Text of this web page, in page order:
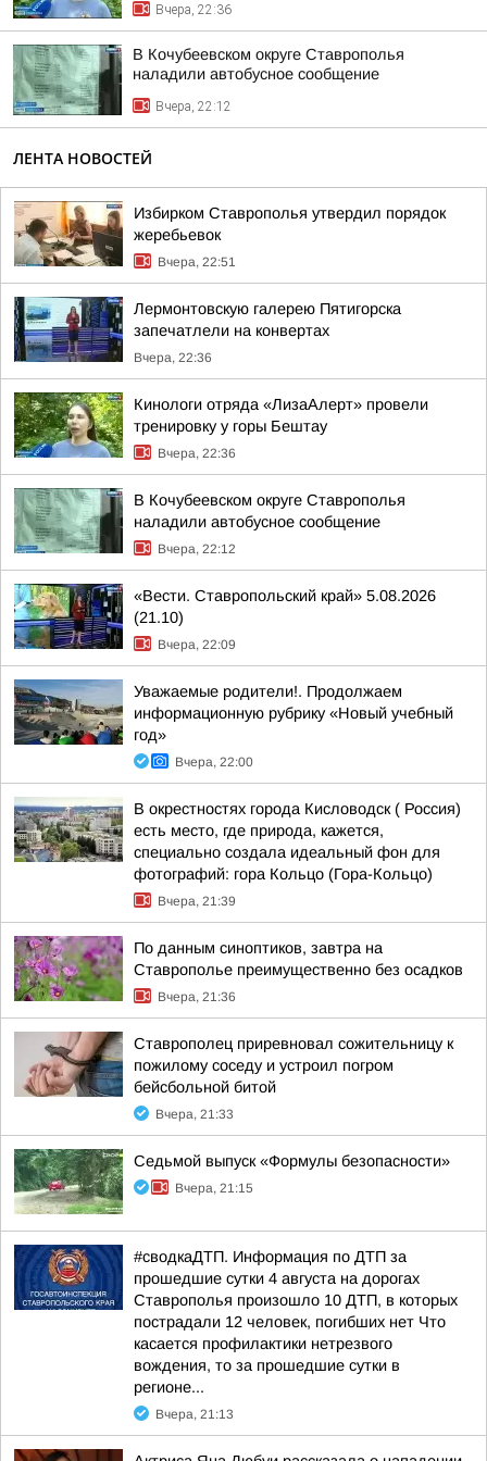
Вчера, 22:36
В Кочубеевском округе Ставрополья
наладили автобусное сообщение
Вчера, 22:12
ЛЕНТА НОВОСТЕЙ
Избирком Ставрополья утвердил порядок
жеребьевок
Вчера, 22:51
Лермонтовскую галерею Пятигорска
запечатлели на конвертах
Вчера, 22:36
Кинологи отряда «ЛизаАлерт» провели
тренировку у горы Бештау
Вчера, 22:36
В Кочубеевском округе Ставрополья
наладили автобусное сообщение
Вчера, 22:12
«Вести. Ставропольский край» 5.08.2026
(21.10)
Вчера, 22:09
Уважаемые родители!. Продолжаем
информационную рубрику «Новый учебный
год»
Вчера, 22:00
В окрестностях города Кисловодск ( Россия)
есть место, где природа, кажется,
специально создала идеальный фон для
фотографий: гора Кольцо (Гора-Кольцо)
Вчера, 21:39
По данным синоптиков, завтра на
Ставрополье преимущественно без осадков
Вчера, 21:36
Ставрополец приревновал сожительницу к
пожилому соседу и устроил погром
бейсбольной битой
Вчера, 21:33
Седьмой выпуск «Формулы безопасности»
Вчера, 21:15
#сводкаДТП. Информация по ДТП за
прошедшие сутки 4 августа на дорогах
Ставрополья произошло 10 ДТП, в которых
пострадали 12 человек, погибших нет Что
касается профилактики нетрезвого
вождения, то за прошедшие сутки в
регионе...
Вчера, 21:13